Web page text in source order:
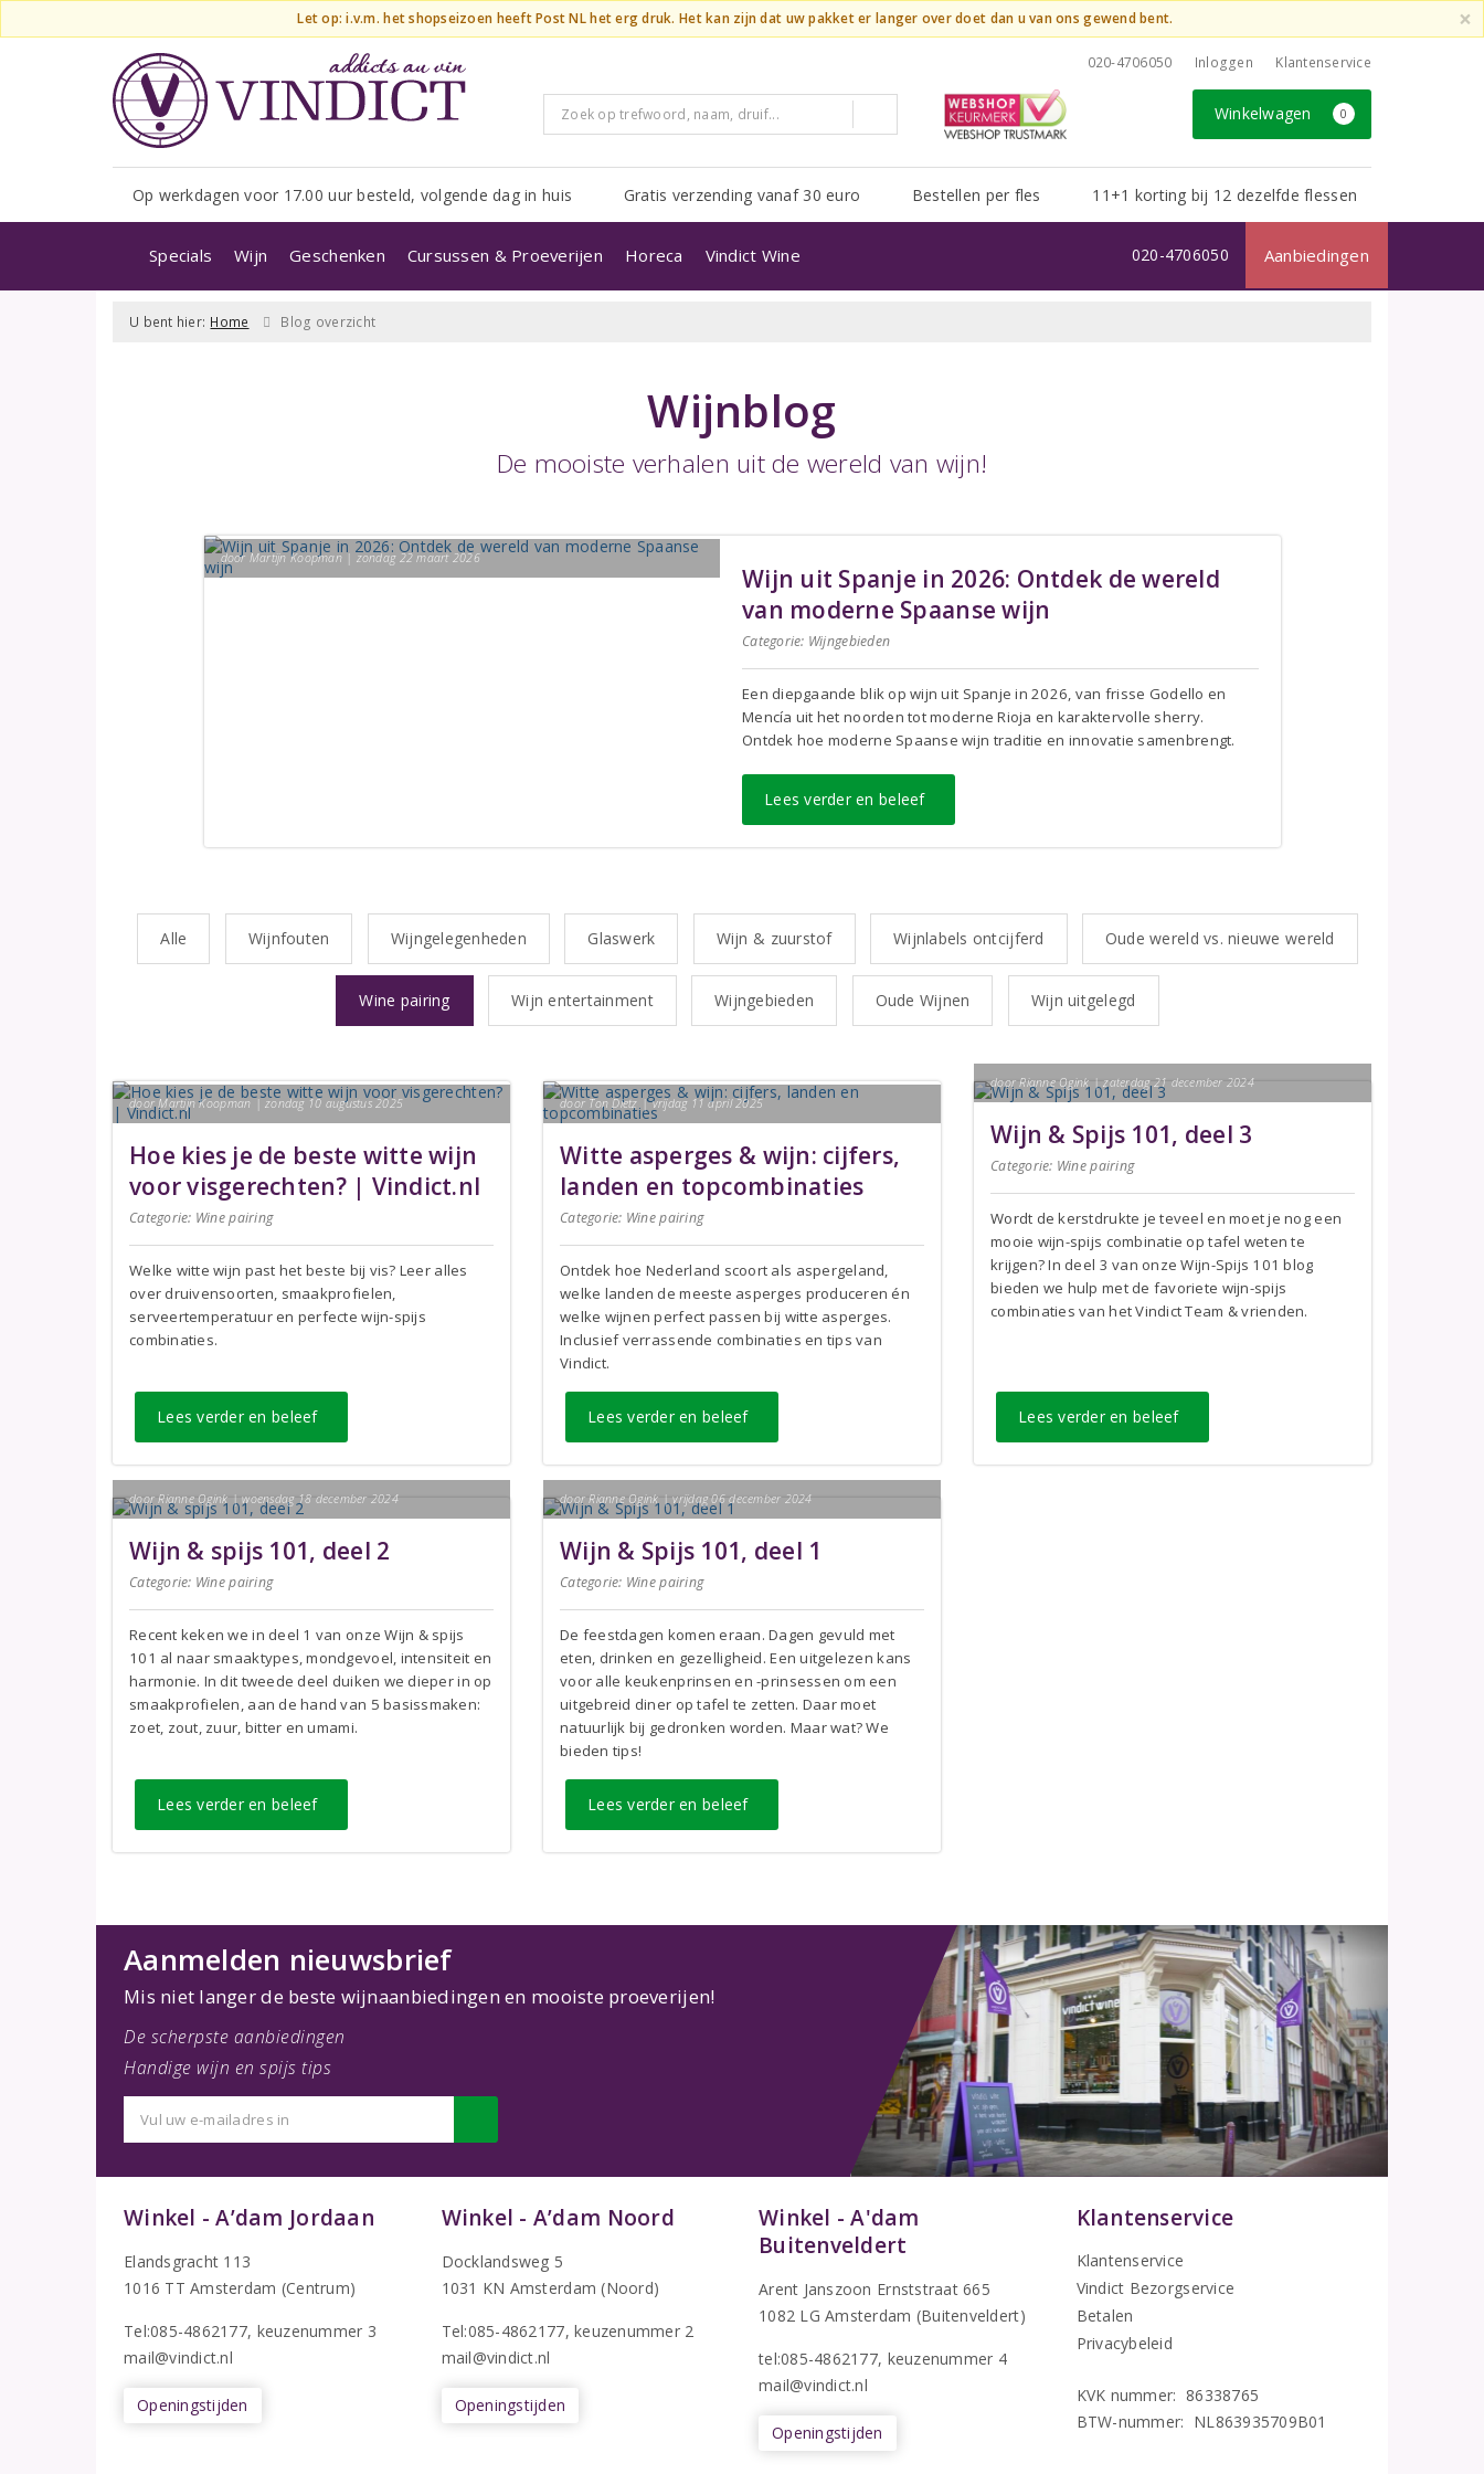
Let op: i.v.m. het shopseizoen heeft Post NL het erg druk. Het kan zijn dat uw pakket er langer over doet dan u van ons gewend bent. ×
020-4706050 Inloggen Klantenservice
Winkelwagen 0
Op werkdagen voor 17.00 uur besteld, volgende dag in huis Gratis verzending vanaf 30 euro Bestellen per fles 11+1 korting bij 12 dezelfde flessen
Specials Wijn Geschenken Cursussen & Proeverijen Horeca Vindict Wine Aanbiedingen
020-4706050
U bent hier: Home Blog overzicht
Wijnblog
De mooiste verhalen uit de wereld van wijn!
door Martijn Koopman | zondag 22 maart 2026
Wijn uit Spanje in 2026: Ontdek de wereld
van moderne Spaanse wijn
Categorie: Wijngebieden
Een diepgaande blik op wijn uit Spanje in 2026, van frisse Godello en
Mencía uit het noorden tot moderne Rioja en karaktervolle sherry.
Ontdek hoe moderne Spaanse wijn traditie en innovatie samenbrengt.
Lees verder en beleef
Alle Wijnfouten Wijngelegenheden Glaswerk Wijn & zuurstof Wijnlabels ontcijferd Oude wereld vs. nieuwe wereld
Wine pairing Wijn entertainment Wijngebieden Oude Wijnen Wijn uitgelegd
door Martijn Koopman | zondag 10 augustus 2025
Hoe kies je de beste witte wijn
voor visgerechten? | Vindict.nl
Categorie: Wine pairing
Welke witte wijn past het beste bij vis? Leer alles
over druivensoorten, smaakprofielen,
serveertemperatuur en perfecte wijn-spijs
combinaties.
Lees verder en beleef
door Ton Dietz | vrijdag 11 april 2025
Witte asperges & wijn: cijfers,
landen en topcombinaties
Categorie: Wine pairing
Ontdek hoe Nederland scoort als aspergeland,
welke landen de meeste asperges produceren én
welke wijnen perfect passen bij witte asperges.
Inclusief verrassende combinaties en tips van
Vindict.
Lees verder en beleef
door Rianne Ogink | zaterdag 21 december 2024
Wijn & Spijs 101, deel 3
Categorie: Wine pairing
Wordt de kerstdrukte je teveel en moet je nog een
mooie wijn-spijs combinatie op tafel weten te
krijgen? In deel 3 van onze Wijn-Spijs 101 blog
bieden we hulp met de favoriete wijn-spijs
combinaties van het Vindict Team & vrienden.
Lees verder en beleef
door Rianne Ogink | woensdag 18 december 2024
Wijn & spijs 101, deel 2
Categorie: Wine pairing
Recent keken we in deel 1 van onze Wijn & spijs
101 al naar smaaktypes, mondgevoel, intensiteit en
harmonie. In dit tweede deel duiken we dieper in op
smaakprofielen, aan de hand van 5 basissmaken:
zoet, zout, zuur, bitter en umami.
Lees verder en beleef
door Rianne Ogink | vrijdag 06 december 2024
Wijn & Spijs 101, deel 1
Categorie: Wine pairing
De feestdagen komen eraan. Dagen gevuld met
eten, drinken en gezelligheid. Een uitgelezen kans
voor alle keukenprinsen en -prinsessen om een
uitgebreid diner op tafel te zetten. Daar moet
natuurlijk bij gedronken worden. Maar wat? We
bieden tips!
Lees verder en beleef
Aanmelden nieuwsbrief
Mis niet langer de beste wijnaanbiedingen en mooiste proeverijen!
De scherpste aanbiedingen
Handige wijn en spijs tips
Winkel - A’dam Jordaan
Elandsgracht 113
1016 TT Amsterdam (Centrum)
Tel:085-4862177, keuzenummer 3
mail@vindict.nl
Openingstijden
Winkel - A’dam Noord
Docklandsweg 5
1031 KN Amsterdam (Noord)
Tel:085-4862177, keuzenummer 2
mail@vindict.nl
Openingstijden
Winkel - A'dam
Buitenveldert
Arent Janszoon Ernststraat 665
1082 LG Amsterdam (Buitenveldert)
tel:085-4862177, keuzenummer 4
mail@vindict.nl
Openingstijden
Klantenservice
Klantenservice
Vindict Bezorgservice
Betalen
Privacybeleid
KVK nummer: 86338765
BTW-nummer: NL863935709B01